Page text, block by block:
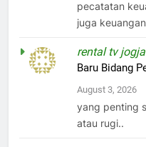
pecatatan
juga
rental tv jogja
Baru Bidang
August 3, 2026
yang penting
atau rugi..